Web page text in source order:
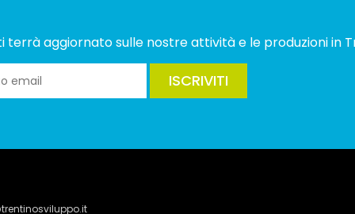
aggiornato sulle nostre attività e le produzioni in
ISCRIVITI